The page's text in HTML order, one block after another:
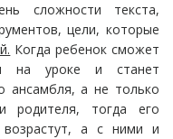
сложности текста,
цели, которые
Когда ребенок сможет
на уроке и станет
ансамбля, а не только
родителя, тогда его
возрастут, а с ними и